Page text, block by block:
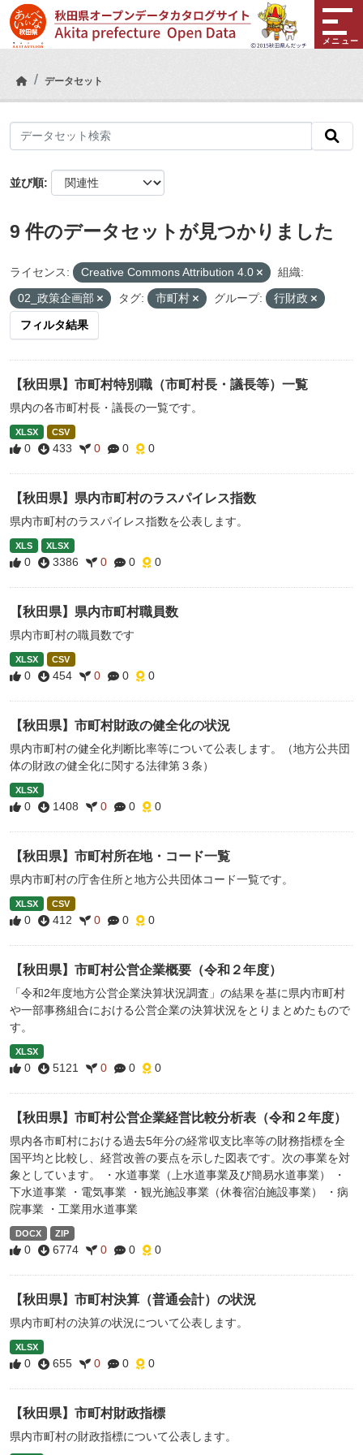
Skip to main content
メニュー
データセット
並び順
9 件のデータセットが見つかりました
ライセンス: Creative Commons Attribution 4.0
組織:
02_政策企画部
タグ: 市町村 グループ: 行財政
フィルタ結果
【秋田県】市町村特別職（市町村長・議長等）一覧
県内の各市町村長・議長の一覧です。
XLSX CSV
0 433 0 0 0
【秋田県】県内市町村のラスパイレス指数
県内市町村のラスパイレス指数を公表します。
XLS XLSX
0 3386 0 0 0
【秋田県】県内市町村職員数
県内市町村の職員数です
XLSX CSV
0 454 0 0 0
【秋田県】市町村財政の健全化の状況
県内市町村の健全化判断比率等について公表します。（地方公共団
体の財政の健全化に関する法律第３条）
XLSX
0 1408 0 0 0
【秋田県】市町村所在地・コード一覧
県内市町村の庁舎住所と地方公共団体コード一覧です。
XLSX CSV
0 412 0 0 0
【秋田県】市町村公営企業概要（令和２年度）
「令和2年度地方公営企業決算状況調査」の結果を基に県内市町村
や一部事務組合における公営企業の決算状況をとりまとめたもので
す。
XLSX
0 5121 0 0 0
【秋田県】市町村公営企業経営比較分析表（令和２年度）
県内各市町村における過去5年分の経常収支比率等の財務指標を全
国平均と比較し、経営改善の要点を示した図表です。次の事業を対
象としています。 ・水道事業（上水道事業及び簡易水道事業） ・
下水道事業 ・電気事業 ・観光施設事業（休養宿泊施設事業） ・病
院事業 ・工業用水道事業
DOCX ZIP
0 6774 0 0 0
【秋田県】市町村決算（普通会計）の状況
県内市町村の決算の状況について公表します。
XLSX
0 655 0 0 0
【秋田県】市町村財政指標
県内市町村の財政指標について公表します。